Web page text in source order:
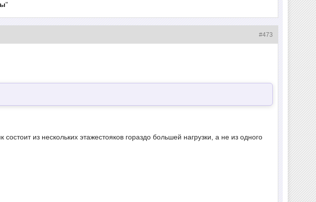
"
#473
из нескольких этажестояков гораздо большей нагрузки, а не из одного